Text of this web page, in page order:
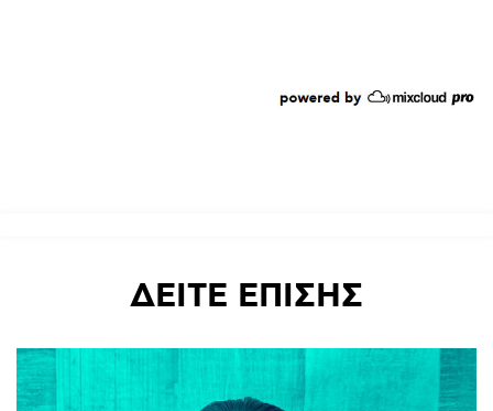
ΔΕΙΤΕ ΕΠΙΣΗΣ